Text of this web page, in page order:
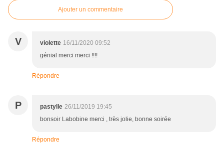
Ajouter un commentaire
V violette 16/11/2020 09:52
génial merci merci !!!!
Répondre
P pastylle 26/11/2019 19:45
bonsoir Labobine merci , très jolie, bonne soirée
Répondre